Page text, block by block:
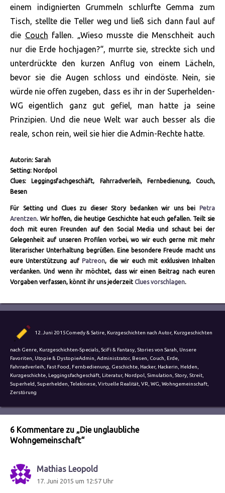
einem indignierten Grummeln schlurfte Gemma zum
Tisch, stellte die Teller weg und ließ sich dann faul auf
die Couch fallen. „Wieso musste die Menschheit auch
nur die Erde hochjagen?“, murrte sie, streckte sich und
unterdrückte den kurzen Anflug von einem Lächeln,
bevor sie die Augen schloss und eindöste. Nein, sie
würde nie offen zugeben, dass es ihr in der Superhelden-
WG eigentlich ganz gut gefiel, man hatte ja seine
Prinzipien. Und die neue Welt war auch besser als die
reale, schon rein, weil sie hier die Admin-Rechte hatte.
Autorin: Sarah
Setting: Nordpol
Clues: Leggingsfachgeschäft, Fahrradverleih, Fernbedienung, Couch,
Besen
Für Setting und Clues zu dieser Story bedanken wir uns bei
Petra
Arentzen. Wir hoffen, die heutige Geschichte hat euch gefallen. Teilt sie
doch mit euren Freunden auf den Social Media und schaut bei der
Gelegenheit auf unseren Profilen vorbei, wo wir euch gerne mit mehr
literarischer Unterhaltung begrüßen. Eine besondere Freude macht uns
eure Unterstützung auf Patreon, die wir euch mit exklusiven Inhalten
verdanken. Und wenn ihr möchtet, dass wir einen Beitrag nach euren
Vorgaben verfassen, könnt ihr uns jederzeit Clues vorschlagen.
am
12. Juni 2015Comedy & Satire, Kurzgeschichten nach Autor, Kurzgeschichten
nach Genre, Kurzgeschichten-Specials, SciFi & Fantasy, Stories von Sarah, Unsere
Favoriten, Utopie & DystopieSchlagwörter
Admin, Administrator, Besen, Couch, Erde,
Fahrradverleih, Fast Food, Fernbedienung, Geschichte, Hacker, Hackerin, Helden,
Kurzgeschichte, Leggingsfachgeschäft, Literatur, Nordpol, Simulation, Story, Streit,
Superheld, Superhelden,Telekinese, Virtuelle Realität, VR, WG, Wohngemeinschaft,
Zerstörung
6 Kommentare zu „Die unglaubliche
Wohngemeinschaft“
Mathias Leopold
17. Juni 2015 um 12:57 Uhr